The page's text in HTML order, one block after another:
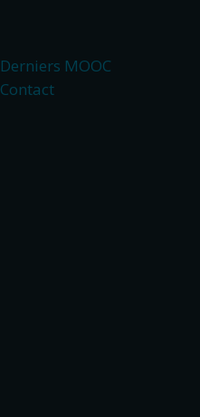
Derniers MOOC
Contact